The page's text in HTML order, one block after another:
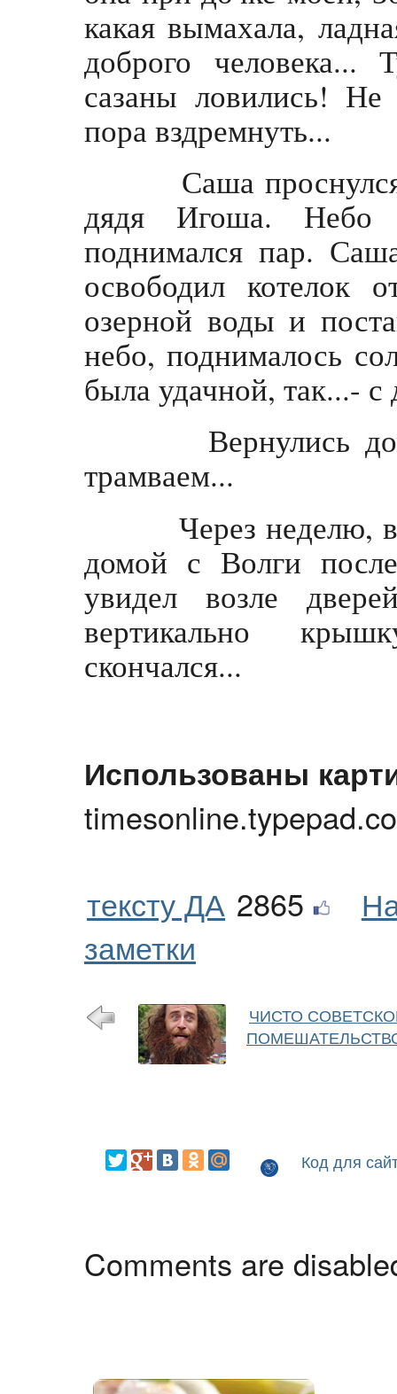
какая вымахала,
доброго человека...
сазаны ловились!
пора вздремнуть...
Саша проснулся
дядя Игоша. Небо
поднимался пар.
освободил
озерной воды и
небо, поднималось
была удачной, так...- с
Вернулись
трамваем...
Через неделю,
домой с Волги
увидел возле
вертикально
скончался...
Использованы
тексту ДА 2865
заметки
ЧИСТО
Код для
Comments are